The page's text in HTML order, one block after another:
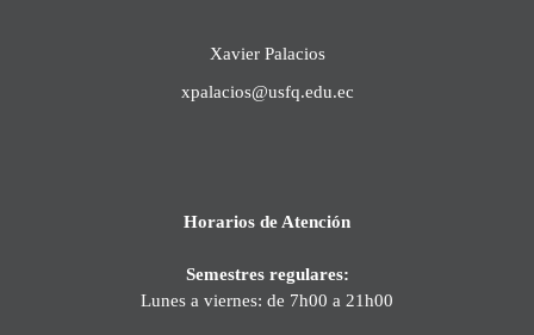
Xavier Palacios
xpalacios@usfq.edu.ec
Horarios de Atención
Semestres regulares:
Lunes a viernes: de 7h00 a 21h00